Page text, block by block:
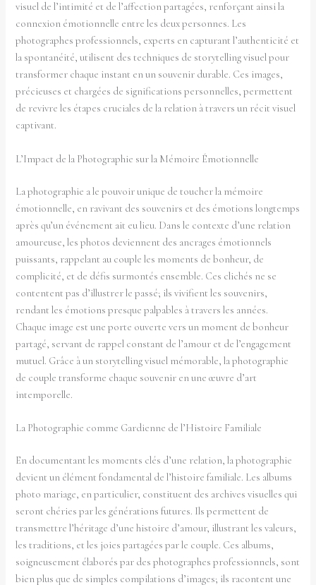
visuel de l’intimité et de l’affection partagées, renforçant ainsi la
connexion émotionnelle entre les deux personnes. Les
photographes professionnels, experts en capturant l’authenticité et
la spontanéité, utilisent des techniques de storytelling visuel pour
transformer chaque instant en un souvenir durable. Ces images,
précieuses et chargées de significations personnelles, permettent
de revivre les étapes cruciales de la relation à travers un récit visuel
captivant.
L’Impact de la Photographie sur la Mémoire Émotionnelle
La photographie a le pouvoir unique de toucher la mémoire
émotionnelle, en ravivant des souvenirs et des émotions longtemps
après qu’un événement ait eu lieu. Dans le contexte d’une relation
amoureuse, les photos deviennent des ancrages émotionnels
puissants, rappelant au couple les moments de bonheur, de
complicité, et de défis surmontés ensemble. Ces clichés ne se
contentent pas d’illustrer le passé; ils vivifient les souvenirs,
rendant les émotions presque palpables à travers les années.
Chaque image est une porte ouverte vers un moment de bonheur
partagé, servant de rappel constant de l’amour et de l’engagement
mutuel. Grâce à un storytelling visuel mémorable, la photographie
de couple transforme chaque souvenir en une œuvre d’art
intemporelle.
La Photographie comme Gardienne de l’Histoire Familiale
En documentant les moments clés d’une relation, la photographie
devient un élément fondamental de l’histoire familiale. Les albums
photo mariage, en particulier, constituent des archives visuelles qui
seront chéries par les générations futures. Ils permettent de
transmettre l’héritage d’une histoire d’amour, illustrant les valeurs,
les traditions, et les joies partagées par le couple. Ces albums,
soigneusement élaborés par des photographes professionnels, sont
bien plus que de simples compilations d’images; ils racontent une